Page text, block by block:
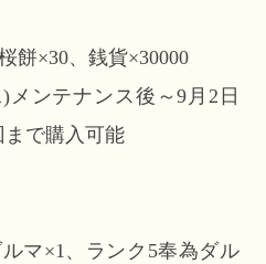
餅×30、銭貨×30000
メンテナンス後～9月2日
まで購入可能
マ×1、ランク5奉為ダル